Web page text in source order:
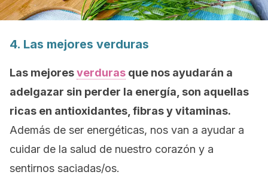
4. Las mejores verduras
Las mejoresverduras que nos ayudarán a
adelgazar sin perder la energía, son aquellas
ricas en antioxidantes, fibras y vitaminas.
Además de ser energéticas, nos van a ayudar a
cuidar de la salud de nuestro corazón y a
sentirnos saciadas/os.